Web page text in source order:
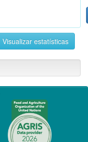
Visualizar estatísticas